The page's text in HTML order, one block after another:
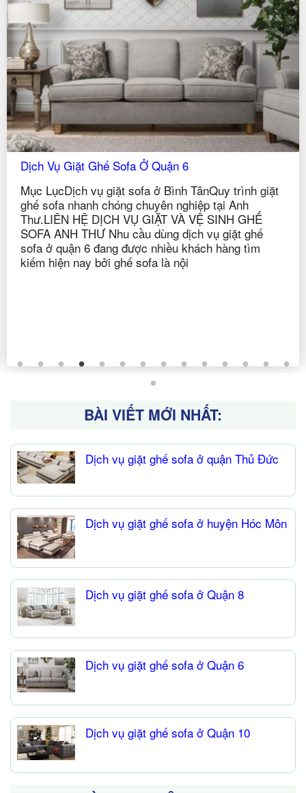
Dịch Vụ Giặt Ghế Sofa Ở Quận 6
Mục LụcDịch vụ giặt sofa ở Bình TânQuy trình giặt
ghế sofa nhanh chóng chuyên nghiệp tại Anh
Thư.LIÊN HỆ DỊCH VỤ GIẶT VÀ VỆ SINH GHẾ
SOFA ANH THƯ Nhu cầu dùng dịch vụ giặt ghế
sofa ở quận 6 đang được nhiều khách hàng tìm
kiếm hiện nay bởi ghế sofa là nội
BÀI VIẾT MỚI NHẤT:
Dịch vụ giặt ghế sofa ở quận Thủ Đức
Dịch vụ giặt ghế sofa ở huyện Hóc Môn
Dịch vụ giặt ghế sofa ở Quận 8
Dịch vụ giặt ghế sofa ở Quận 6
Dịch vụ giặt ghế sofa ở Quận 10